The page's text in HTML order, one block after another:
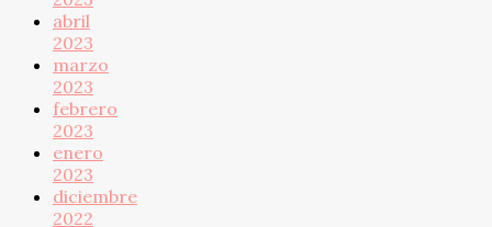
abril
2023
marzo
2023
febrero
2023
enero
2023
diciembre
2022